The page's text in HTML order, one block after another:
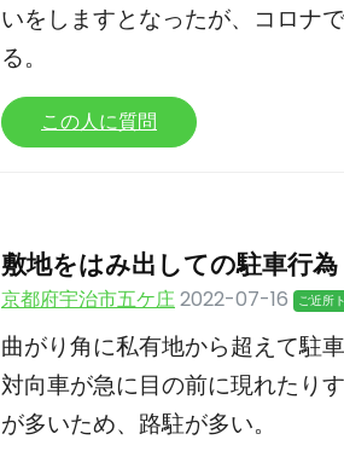
いをしますとなったが、コロナ
る。
この人に質問
敷地をはみ出しての駐車行為
京都府宇治市五ケ庄2022-07-16 ご近所
曲がり角に私有地から超えて駐
対向車が急に目の前に現れたり
が多いため、路駐が多い。